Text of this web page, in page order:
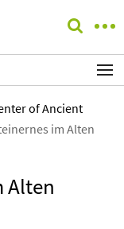
of Ancient
im Alten
Alten